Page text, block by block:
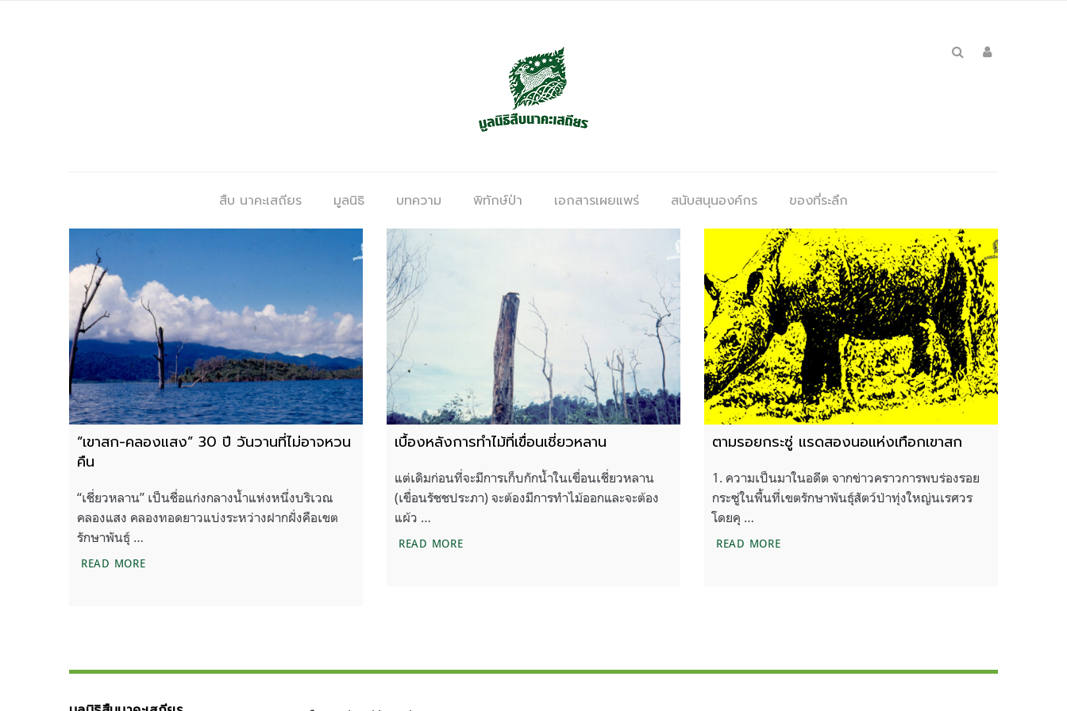
สืบ นาคะเสถียร มูลนิธิ บทความ พิทักษ์ป่า เอกสารเผยแพร่ สนับสนุนองค์กร ของที่ระลึก
“เขาสก-คลองแสง” 30 ปี วันวานที่ไม่อาจหวน
คืน
“เชี่ยวหลาน” เป็นชื่อแก่งกลางน้ำแห่งหนึ่งบริเวณ
คลองแสง คลองทอดยาวแบ่งระหว่างฝากฝั่งคือเขต
รักษาพันธุ์ …
READ MORE“เขาสก-คลองแสง” 30 ปี วันวานที่ไม่อาจหวนคืน
เบื้องหลังการทำไม้ที่เขื่อนเชี่ยวหลาน
แต่เดิมก่อนที่จะมีการเก็บกักน้ำในเขื่อนเชี่ยวหลาน
(เขื่อนรัชชประภา) จะต้องมีการทำไม้ออกและจะต้อง
แผ้ว …
READ MOREเบื้องหลังการทำไม้ที่เขื่อนเชี่ยวหลาน
ตามรอยกระซู่ แรดสองนอแห่งเทือกเขาสก
1. ความเป็นมาในอดีต จากข่าวคราวการพบร่องรอย
กระซู่ในพื้นที่เขตรักษาพันธุ์สัตว์ป่าทุ่งใหญ่นเรศวร
โดยคุ …
READ MOREตามรอยกระซู่ แรดสองนอแห่งเทือกเขาสก